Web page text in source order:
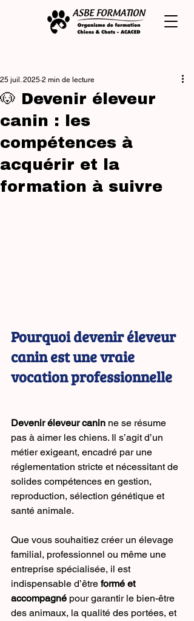
🐶 Devenir éleveur
canin : les
compétences à
acquérir et la
formation à suivre
25 juil. 2025 2 min de lecture
Pourquoi devenir éleveur
canin est une vraie
vocation professionnelle
Devenir éleveur canin ne se résume
pas à aimer les chiens. Il s’agit d’un
métier exigeant, encadré par une
réglementation stricte et nécessitant de
solides compétences en gestion,
reproduction, sélection génétique et
santé animale.
Que vous souhaitiez créer un élevage
familial, professionnel ou même une
entreprise spécialisée, il est
indispensable d’être formé et
accompagné pour garantir le bien-être
des animaux, la qualité des portées, et